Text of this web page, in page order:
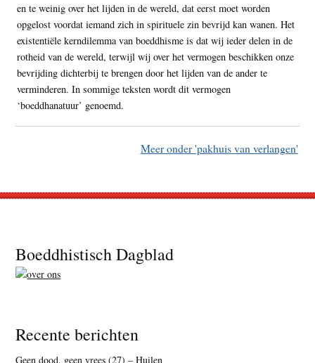
en te weinig over het lijden in de wereld, dat eerst moet worden
opgelost voordat iemand zich in spirituele zin bevrijd kan wanen. Het
existentiële kerndilemma van boeddhisme is dat wij ieder delen in de
rotheid van de wereld, terwijl wij over het vermogen beschikken onze
bevrijding dichterbij te brengen door het lijden van de ander te
verminderen. In sommige teksten wordt dit vermogen
‘boeddhanatuur’ genoemd.
Meer onder 'pakhuis van verlangen'
Footer
Boeddhistisch Dagblad
Recente berichten
Geen dood, geen vrees (27) – Huilen